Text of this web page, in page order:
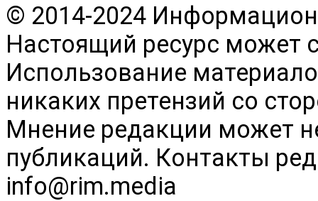
© 2014-2024
Настоящий ресурс может
Использование
никаких претензий со
Мнение редакции может
публикаций. Контакты
info@rim.media